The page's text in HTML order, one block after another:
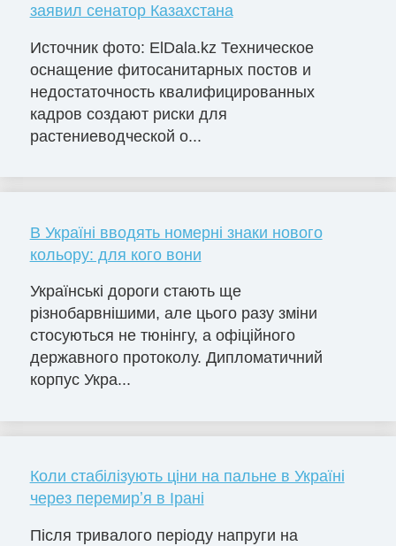
заявил сенатор Казахстана
Источник фото: ElDala.kz Техническое
оснащение фитосанитарных постов и
недостаточность квалифицированных
кадров создают риски для
растениеводческой о...
В Україні вводять номерні знаки нового
кольору: для кого вони
Українські дороги стають ще
різнобарвнішими, але цього разу зміни
стосуються не тюнінгу, а офіційного
державного протоколу. Дипломатичний
корпус Укра...
Коли стабілізують ціни на пальне в Україні
через перемирʼя в Ірані
Після тривалого періоду напруги на